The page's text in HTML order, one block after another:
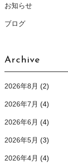
お知らせ
ブログ
Archive
2026年8月 (2)
2026年7月 (4)
2026年6月 (4)
2026年5月 (3)
2026年4月 (4)